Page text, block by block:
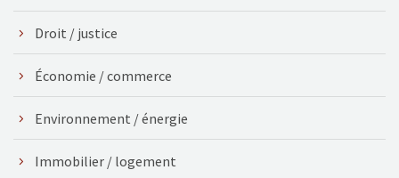
Droit / justice
Économie / commerce
Environnement / énergie
Immobilier / logement